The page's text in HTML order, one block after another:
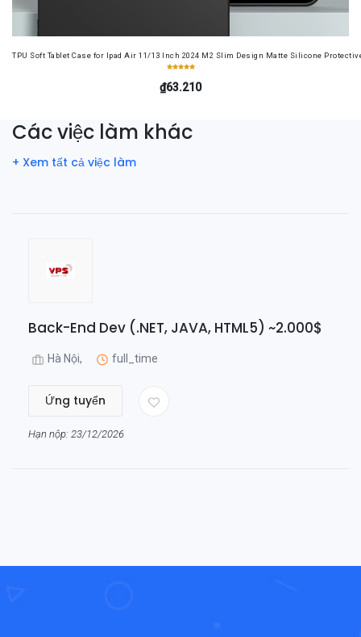
TPU Soft Tablet Case for Ipad Air 11/13 Inch 2024 M2 Slim Design Matte Silicone
₫63.210
Các việc làm khác
+ Xem tất cả việc làm
Back-End Dev (.NET, JAVA, HTML5) ~2.000$
Hà Nội, full_time
Ứng tuyển
Hạn nộp: 23/12/2026